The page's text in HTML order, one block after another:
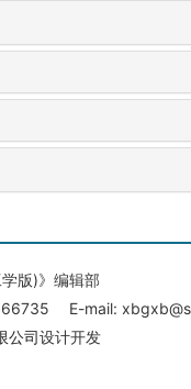
版)》编辑部
E-mail:
公司设计开发